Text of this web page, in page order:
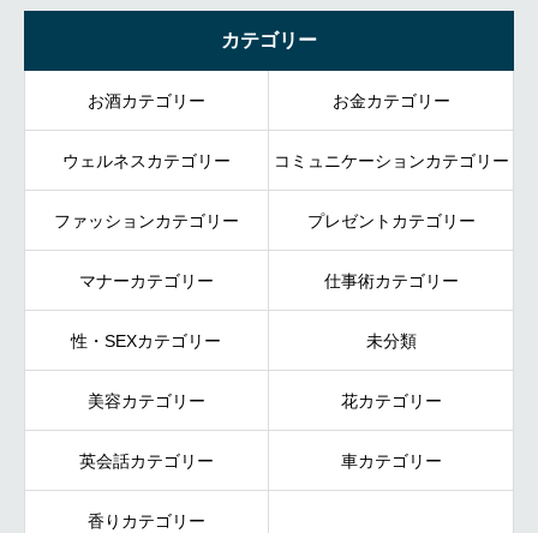
カテゴリー
お酒カテゴリー お金カテゴリー
ウェルネスカテゴリー コミュニケーションカテゴリー
ファッションカテゴリー プレゼントカテゴリー
マナーカテゴリー 仕事術カテゴリー
性・SEXカテゴリー 未分類
美容カテゴリー 花カテゴリー
英会話カテゴリー 車カテゴリー
香りカテゴリー